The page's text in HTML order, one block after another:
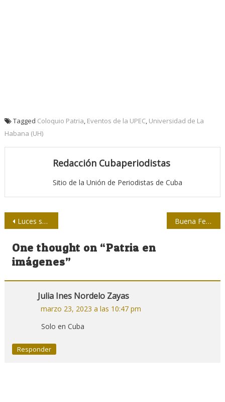
Tagged Coloquio Patria, Eventos de la UPEC, Universidad de La
Habana (UH)
Redacción Cubaperiodistas
Sitio de la Unión de Periodistas de Cuba
Navegación
de
entradas
Luces sobre Cuba Buena Fe impregnó a Cuba amor y optimismo
One thought on “Patria en
imágenes”
Julia Ines Nordelo Zayas
marzo 23, 2023 a las 10:47 pm
Solo en Cuba
Responder